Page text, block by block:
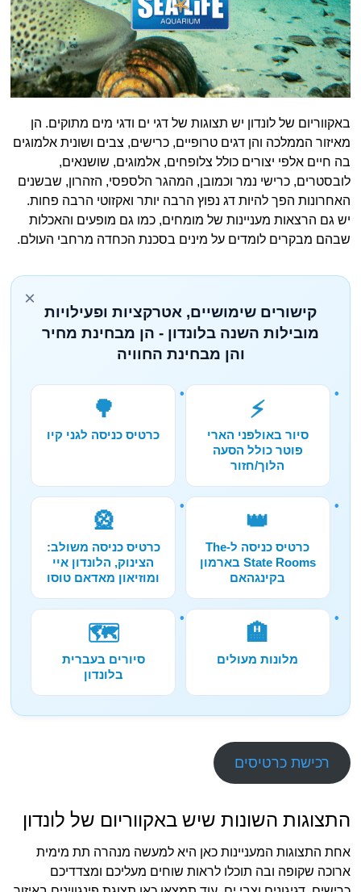
באקווריום של לונדון יש תצוגות של דגי ים ודגי מים מתוקים. הן
מאיזור הממלכה והן דגים טרופיים, כרישים, צבים ושונית אלמוגים
בה חיים אלפי יצורים כולל צלופחים, אלמוגים, שושנאים,
לובסטרים, כרישי נמר וכמובן, המהגר הלספסי, הזהרון, שבשנים
האחרונות הפך להיות דג נפוץ הרבה יותר ואקזוטי הרבה פחות.
יש גם הרצאות מעניינות של מומחים, כמו גם מופעים והאכלות
שבהם מבקרים לומדים על מינים בסכנת הכחדה מרחבי העולם.
×
קישורים שימושיים, אטרקציות ופעילויות
מובילות השנה בלונדון - הן מבחינת מחיר
והן מבחינת החוויה
⚡
סיור באולפני הארי
פוטר כולל הסעה
הלוך/חזור
🌳
כרטיס כניסה לגני קיו
👑
כרטיס כניסה ל-The
State Rooms בארמון
בקינגהאם
🎡
כרטיס כניסה משולב:
הצינוק, הלונדון איי
ומוזיאון מאדאם טוסו
🏨
מלונות מעולים
🗺️
סיורים בעברית
בלונדון
רכישת כרטיסים
התצוגות השונות שיש באקווריום של לונדון
אחת התצוגות המעניינות כאן היא למעשה מנהרה תת מימית
ארוכה שקופה ובה תוכלו לראות שוחים מעליכם ומצדדיכם